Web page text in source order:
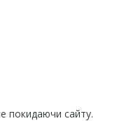
покидаючи сайту.